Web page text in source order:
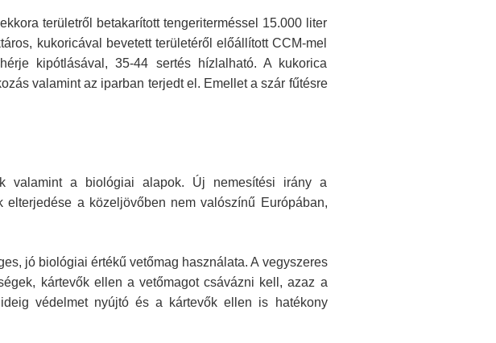
területről betakarított tengeriterméssel 15.000 liter
kukoricával bevetett területéről előállított CCM-mel
kipótlásával, 35-44 sertés hízlalható. A kukorica
valamint az iparban terjedt el. Emellet a szár fűtésre
valamint a biológiai alapok. Új nemesítési irány a
a közeljövőben nem valószínű Európában,
jó biológiai értékű vetőmag használata. A vegyszeres
kártevők ellen a vetőmagot csávázni kell, azaz a
védelmet nyújtó és a kártevők ellen is hatékony